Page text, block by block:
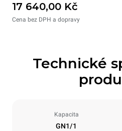
17 640,00 Kč
Cena bez DPH a dopravy
Technické
Kapacita
GN1/1